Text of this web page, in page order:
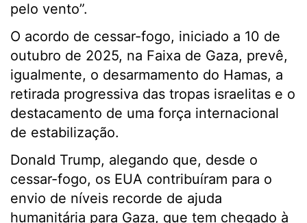
pelo vento”.
O acordo de cessar-fogo, iniciado a 10 de
outubro de 2025, na Faixa de Gaza, prevê,
igualmente, o desarmamento do Hamas, a
retirada progressiva das tropas israelitas e o
destacamento de uma força internacional
de estabilização.
Donald Trump, alegando que, desde o
cessar-fogo, os EUA contribuíram para o
envio de níveis recorde de ajuda
humanitária para Gaza, que tem chegado à